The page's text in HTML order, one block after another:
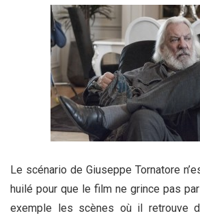
Le scénario de Giuseppe Tornatore
huilé pour que le film ne grince pas
exemple les scènes où il retrouve